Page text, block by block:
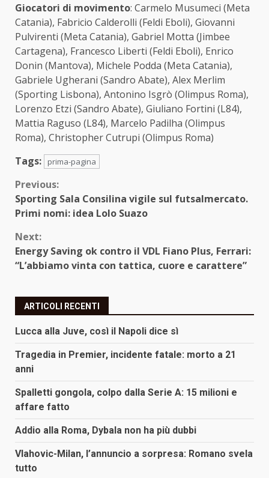
Giocatori di movimento: Carmelo Musumeci (Meta
Catania), Fabricio Calderolli (Feldi Eboli), Giovanni
Pulvirenti (Meta Catania), Gabriel Motta (Jimbee
Cartagena), Francesco Liberti (Feldi Eboli), Enrico
Donin (Mantova), Michele Podda (Meta Catania),
Gabriele Ugherani (Sandro Abate), Alex Merlim
(Sporting Lisbona), Antonino Isgrò (Olimpus Roma),
Lorenzo Etzi (Sandro Abate), Giuliano Fortini (L84),
Mattia Raguso (L84), Marcelo Padilha (Olimpus
Roma), Christopher Cutrupi (Olimpus Roma)
Tags:
prima-pagina
Continue
Reading
Previous:
Sporting Sala Consilina vigile sul futsalmercato.
Primi nomi: idea Lolo Suazo
Next:
Energy Saving ok contro il VDL Fiano Plus, Ferrari:
“L’abbiamo vinta con tattica, cuore e carattere”
ARTICOLI RECENTI
Lucca alla Juve, così il Napoli dice sì
Tragedia in Premier, incidente fatale: morto a 21
anni
Spalletti gongola, colpo dalla Serie A: 15 milioni e
affare fatto
Addio alla Roma, Dybala non ha più dubbi
Vlahovic-Milan, l’annuncio a sorpresa: Romano svela
tutto